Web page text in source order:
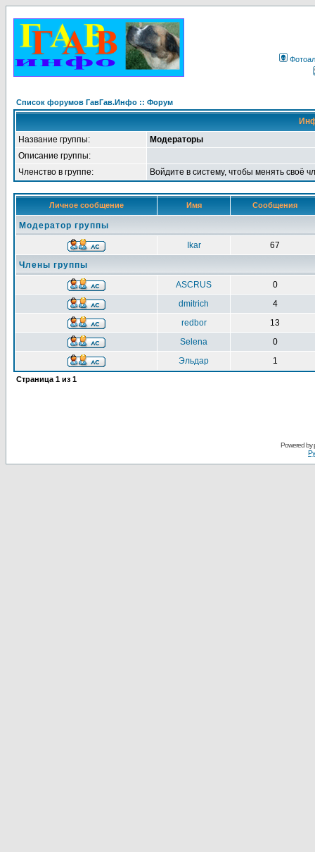
Список форумов ГавГав.Инфо :: Форум
Название группы:
Модераторы
Описание группы:
Членство в группе:
Войдите в систему, чтобы менять своё
Личное сообщение Имя Сообщения
Модератор группы
Ikar
67
Члены группы
ASCRUS
0
dmitrich
4
redbor
13
Selena
0
Эльдар
1
Страница 1 из 1
Powered by